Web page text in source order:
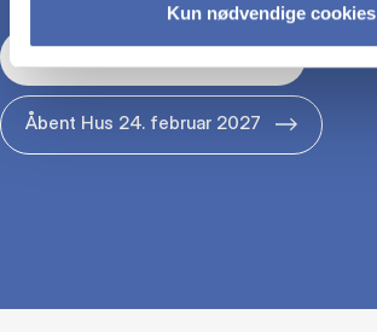
Kun nødvendige cookies
Åbent Hus 29. januar 2027
Åbent Hus 24. februar 2027